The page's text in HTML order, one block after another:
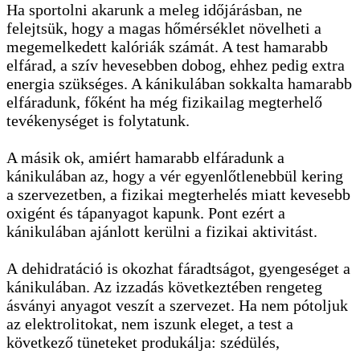
Ha sportolni akarunk a meleg időjárásban, ne
felejtsük, hogy a magas hőmérséklet növelheti a
megemelkedett kalóriák számát. A test hamarabb
elfárad, a szív hevesebben dobog, ehhez pedig extra
energia szükséges. A kánikulában sokkalta hamarabb
elfáradunk, főként ha még fizikailag megterhelő
tevékenységet is folytatunk.
A másik ok, amiért hamarabb elfáradunk a
kánikulában az, hogy a vér egyenlőtlenebbül kering
a szervezetben, a fizikai megterhelés miatt kevesebb
oxigént és tápanyagot kapunk. Pont ezért a
kánikulában ajánlott kerülni a fizikai aktivitást.
A dehidratáció is okozhat fáradtságot, gyengeséget a
kánikulában. Az izzadás következtében rengeteg
ásványi anyagot veszít a szervezet. Ha nem pótoljuk
az elektrolitokat, nem iszunk eleget, a test a
következő tüneteket produkálja: szédülés,